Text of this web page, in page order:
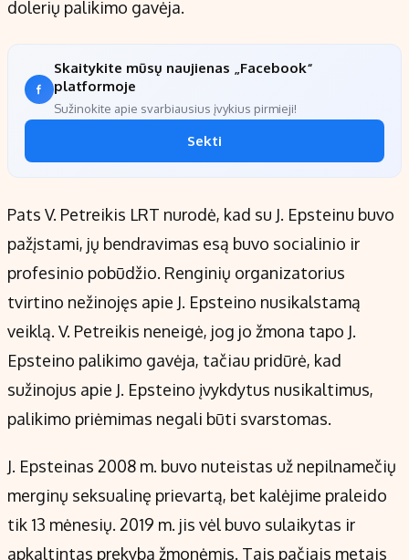
dolerių palikimo gavėja.
Skaitykite mūsų naujienas „Facebook“
platformoje
Sužinokite apie svarbiausius įvykius pirmieji!
Sekti
Pats V. Petreikis LRT nurodė, kad su J. Epsteinu buvo
pažįstami, jų bendravimas esą buvo socialinio ir
profesinio pobūdžio. Renginių organizatorius
tvirtino nežinojęs apie J. Epsteino nusikalstamą
veiklą. V. Petreikis neneigė, jog jo žmona tapo J.
Epsteino palikimo gavėja, tačiau pridūrė, kad
sužinojus apie J. Epsteino įvykdytus nusikaltimus,
palikimo priėmimas negali būti svarstomas.
J. Epsteinas 2008 m. buvo nuteistas už nepilnamečių
merginų seksualinę prievartą, bet kalėjime praleido
tik 13 mėnesių. 2019 m. jis vėl buvo sulaikytas ir
apkaltintas prekyba žmonėmis. Tais pačiais metais